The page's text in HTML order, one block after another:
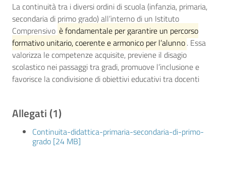
La continuità tra i diversi ordini di scuola (infanzia, primaria,
secondaria di primo grado) all’interno di un Istituto
Comprensivo è fondamentale per garantire un percorso
formativo unitario, coerente e armonico per l’alunno. Essa
valorizza le competenze acquisite, previene il disagio
scolastico nei passaggi tra gradi, promuove l’inclusione e
favorisce la condivisione di obiettivi educativi tra docenti
Allegati (1)
Continuita-didattica-primaria-secondaria-di-primo-
grado [24 MB]